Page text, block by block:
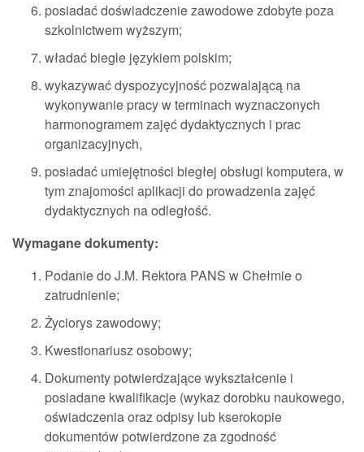
posiadać doświadczenie zawodowe zdobyte poza
szkolnictwem wyższym;
władać biegle językiem polskim;
wykazywać dyspozycyjność pozwalającą na
wykonywanie pracy w terminach wyznaczonych
harmonogramem zajęć dydaktycznych i prac
organizacyjnych,
posiadać umiejętności biegłej obsługi komputera, w
tym znajomości aplikacji do prowadzenia zajęć
dydaktycznych na odległość.
Wymagane dokumenty:
Podanie do J.M. Rektora PANS w Chełmie o
zatrudnienie;
Życiorys zawodowy;
Kwestionariusz osobowy;
Dokumenty potwierdzające wykształcenie i
posiadane kwalifikacje (wykaz dorobku naukowego,
oświadczenia oraz odpisy lub kserokopie
dokumentów potwierdzone za zgodność